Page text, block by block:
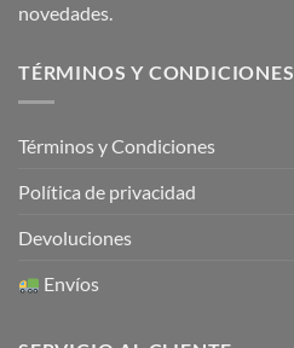
novedades.
TÉRMINOS Y CONDICIONES
Términos y Condiciones
Política de privacidad
Devoluciones
Envíos